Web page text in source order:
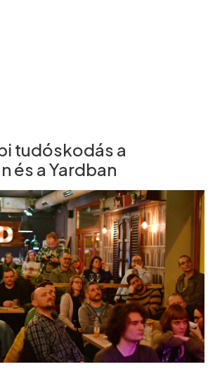
tudóskodás a
és a Yardban